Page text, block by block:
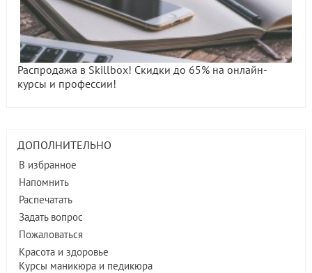
Распродажа в Skillbox! Скидки до 65% на онлайн-
курсы и профессии!
ДОПОЛНИТЕЛЬНО
В избранное
Напомнить
Распечатать
Задать вопрос
Пожаловаться
Красота и здоровье
Курсы маникюра и педикюра